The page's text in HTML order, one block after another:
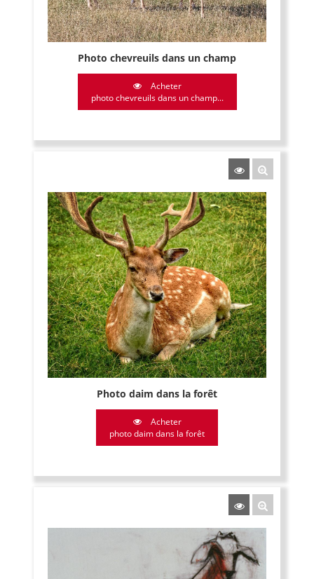
Photo chevreuils dans un champ
Acheter
photo chevreuils dans un champ...
Photo daim dans la forêt
Acheter
photo daim dans la forêt